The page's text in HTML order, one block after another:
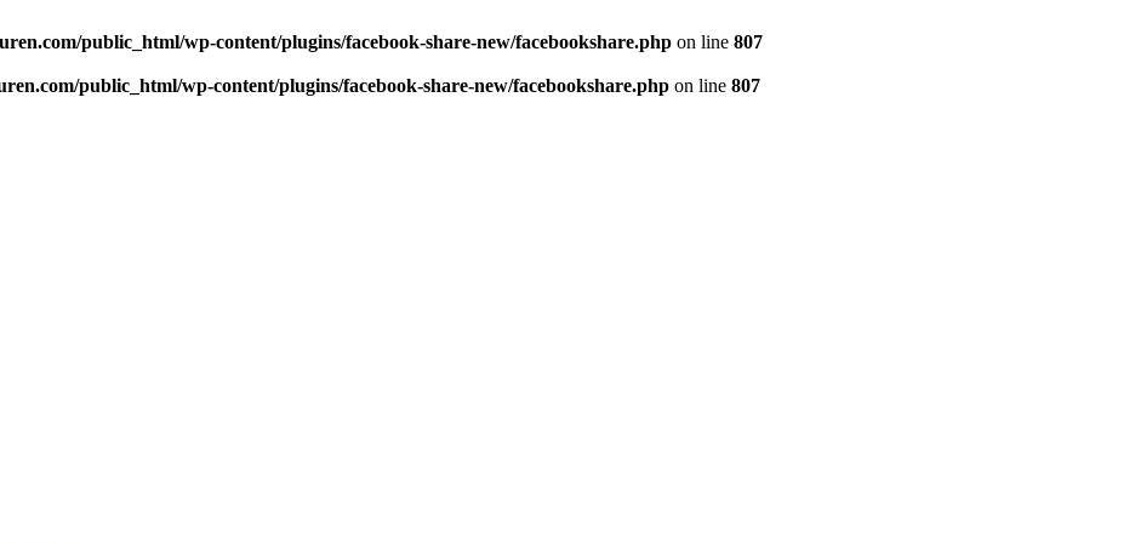
public_html/wp-content/plugins/facebook-share-new/facebookshare.php on line 807
public_html/wp-content/plugins/facebook-share-new/facebookshare.php on line 807